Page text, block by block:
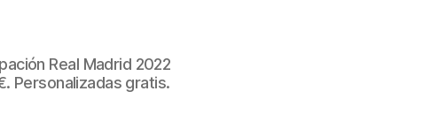
Real Madrid 2022
Personalizadas gratis.